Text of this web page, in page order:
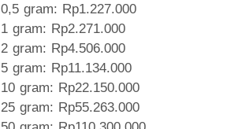
gram: Rp1.227.000
gram: Rp2.271.000‎
gram: Rp4.506.000‎
gram: Rp11.134.000‎
gram: Rp22.150.000
gram: Rp55.263.000